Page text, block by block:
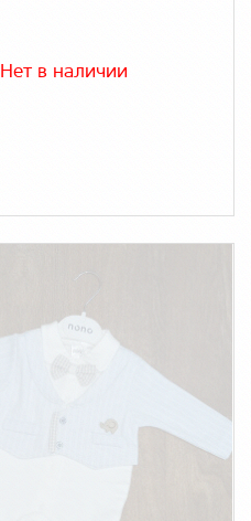
Нет в наличии